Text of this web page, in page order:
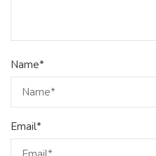
Name*
Email*